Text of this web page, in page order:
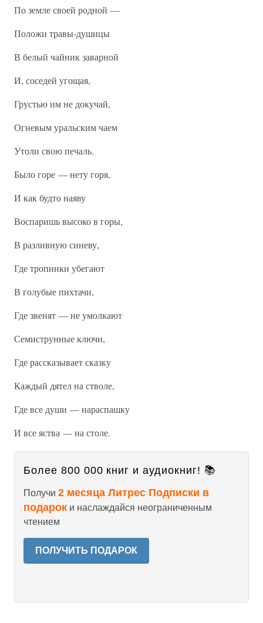
По земле своей родной —
Положи травы-душицы
В белый чайник заварной
И, соседей угощая,
Грустью им не докучай,
Огневым уральским чаем
Утоли свою печаль.
Было горе — нету горя,
И как будто наяву
Воспаришь высоко в горы,
В разливную синеву,
Где тропинки убегают
В голубые пихтачи,
Где звенят — не умолкают
Семиструнные ключи,
Где рассказывает сказку
Каждый дятел на стволе,
Где все души — нараспашку
И все яства — на столе.
Более 800 000 книг и аудиокниг! 📚
Получи 2 месяца Литрес Подписки в
подарок и наслаждайся неограниченным
чтением
ПОЛУЧИТЬ ПОДАРОК